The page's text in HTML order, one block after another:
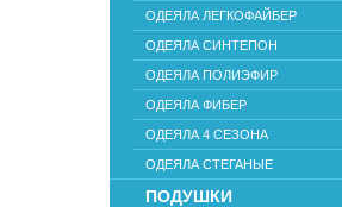
ОДЕЯЛА ЛЕГКОФАЙБЕР
ОДЕЯЛА СИНТЕПОН
ОДЕЯЛА ПОЛИЭФИР
ОДЕЯЛА ФИБЕР
ОДЕЯЛА 4 СЕЗОНА
ОДЕЯЛА СТЕГАНЫЕ
ПОДУШКИ